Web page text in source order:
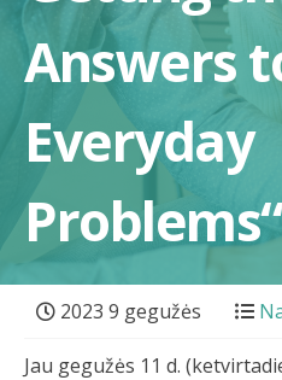
Answers
Everyday
Problems“
2023 9 gegužės
Jau gegužės 11 d.